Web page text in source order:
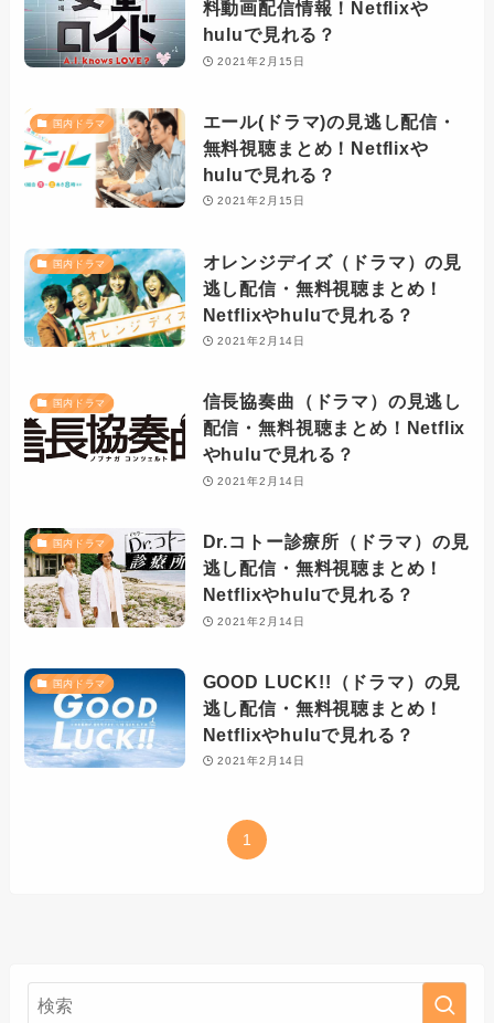
料動画配信情報！Netflixや
huluで見れる？
2021年2月15日
国内ドラマ
エール(ドラマ)の見逃し配信・
無料視聴まとめ！Netflixや
huluで見れる？
2021年2月15日
国内ドラマ
オレンジデイズ（ドラマ）の見
逃し配信・無料視聴まとめ！
Netflixやhuluで見れる？
2021年2月14日
国内ドラマ
信長協奏曲（ドラマ）の見逃し
配信・無料視聴まとめ！Netflix
やhuluで見れる？
2021年2月14日
国内ドラマ
Dr.コトー診療所（ドラマ）の見
逃し配信・無料視聴まとめ！
Netflixやhuluで見れる？
2021年2月14日
国内ドラマ
GOOD LUCK!!（ドラマ）の見
逃し配信・無料視聴まとめ！
Netflixやhuluで見れる？
2021年2月14日
1